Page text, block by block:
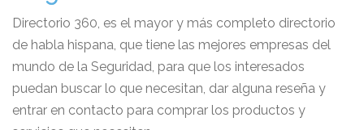
Directorio 360, es el mayor y más completo directorio
de habla hispana, que tiene las mejores empresas del
mundo de la Seguridad, para que los interesados
puedan buscar lo que necesitan, dar alguna reseña y
entrar en contacto para comprar los productos y